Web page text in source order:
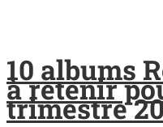
10 albums
à retenir
trimestre